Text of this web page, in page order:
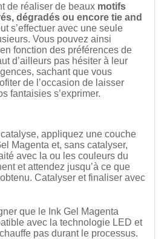
de réaliser de beaux motifs
dégradés ou encore tie and
s’effectuer avec une seule
Vous pouvez ainsi
fonction des préférences de
d’ailleurs pas hésiter à leur
sachant que vous
de l’occasion de laisser
fantaisies s’exprimer.
appliquez une couche
Magenta et, sans catalyser,
avec la ou les couleurs du
et attendez jusqu’à ce que
obtenu. Catalyser et finaliser avec
que le Ink Gel Magenta
avec la technologie LED et
pas durant le processus.